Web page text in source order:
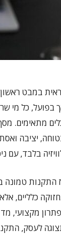
במבט
בפועל, כל מי
מתאימים.
יציבה
עם ניסיון של
התקנות
תחזוקה
מקצועי,
לעסק,